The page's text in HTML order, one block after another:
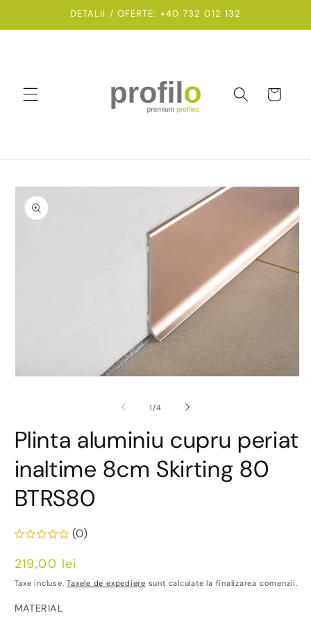
DETALII / OFERTE: +40 732 012 132
Coș
informațiile
despre
produs
o
fereastră
1 /din
4
Plinta aluminiu cupru periat
inaltime 8cm Skirting 80
BTRS80
(0)
Preț
obișnuit
219,00 lei
Taxe incluse.Taxele de expediere sunt calculate la finalizarea comenzii.
MATERIAL